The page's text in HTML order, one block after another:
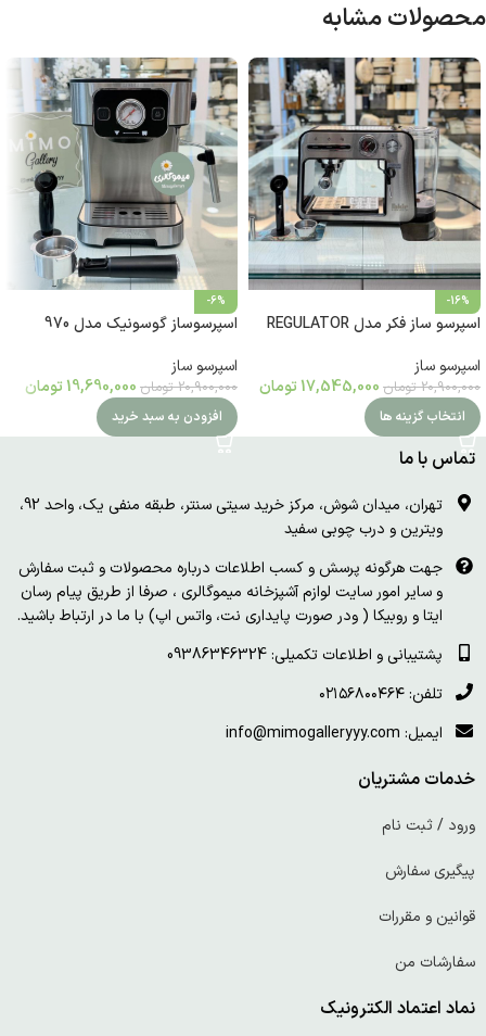
محصولات مشابه
-16%
اسپرسو ساز فکر مدل REGULATOR
اسپرسو ساز
20,900,000 تومان 17,545,000 تومان
انتخاب گزینه ها
-6%
اسپرسوساز گوسونیک مدل 970
اسپرسو ساز
20,900,000 تومان 19,690,000 تومان
افزودن به سبد خرید
تماس با ما
تهران، میدان شوش، مرکز خرید سیتی سنتر، طبقه منفی یک، واحد 92،
ویترین و درب چوبی سفید
جهت هرگونه پرسش و کسب اطلاعات درباره محصولات و ثبت سفارش
و سایر امور سایت لوازم آشپزخانه میموگالری ، صرفا از طریق پیام رسان
ایتا و روبیکا ( ودر صورت پایداری نت، واتس اپ) با ما در ارتباط باشید.
پشتیبانی و اطلاعات تکمیلی: 09386346324
تلفن: ۰۲۱۵۶۸۰۰۴۶۴
ایمیل: info@mimogalleryyy.com
خدمات مشتریان
ورود / ثبت نام
پیگیری سفارش
قوانین و مقررات
سفارشات من
نماد اعتماد الکترونیک